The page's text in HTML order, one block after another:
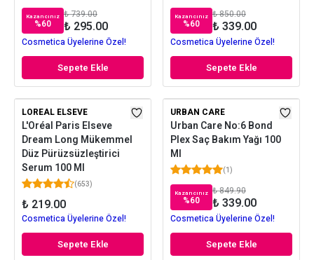
Kazancınız
%60
₺ 739.00
₺ 295.00
Cosmetica Üyelerine Özel!
Sepete Ekle
Kazancınız
%60
₺ 850.00
₺ 339.00
Cosmetica Üyelerine Özel!
Sepete Ekle
LOREAL ELSEVE
L'Oréal Paris Elseve
Dream Long Mükemmel
Düz Pürüzsüzleştirici
Serum 100 Ml
(653)
₺ 219.00
Cosmetica Üyelerine Özel!
Sepete Ekle
URBAN CARE
Urban Care No:6 Bond
Plex Saç Bakım Yağı 100
Ml
(1)
Kazancınız
%60
₺ 849.90
₺ 339.00
Cosmetica Üyelerine Özel!
Sepete Ekle